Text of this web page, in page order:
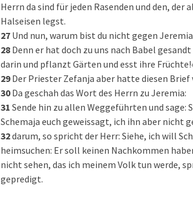
Herrn da sind für jeden Rasenden und den,
Halseisen legst.
27 Und nun, warum bist du nicht gegen
28 Denn er hat doch zu uns nach Babel
darin und pflanzt Gärten und esst ihre
29Der Priester Zefanja aber hatte diesen
30Da geschah das Wort des Herrn zu Jeremia:
31 Sende hin zu allen Weggeführten und sage:
Schemaja euch geweissagt, ich ihn aber nicht
32darum, so spricht der Herr: Siehe, ich will
heimsuchen: Er soll keinen Nachkommen
nicht sehen, das ich meinem Volk tun werde,
gepredigt.